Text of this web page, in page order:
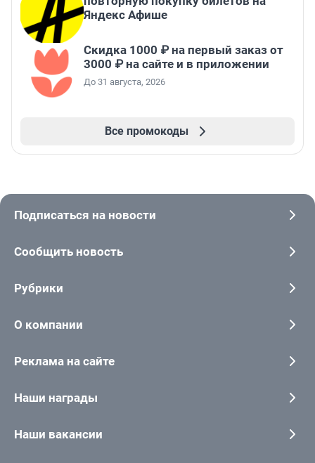
Яндекс Афише
Скидка 1000 ₽ на первый заказ от
3000 ₽ на сайте и в приложении
До 31 августа, 2026
Все промокоды
Подписаться на новости
Сообщить новость
Рубрики
О компании
Реклама на сайте
Наши награды
Наши вакансии